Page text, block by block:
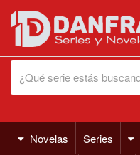
Novelas
Series